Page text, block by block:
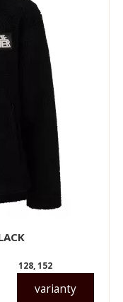
varianty
128, 152